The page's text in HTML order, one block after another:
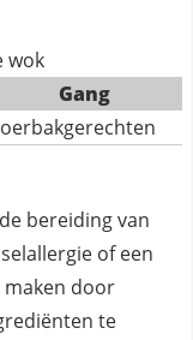
wok
Gang
bereiding van
of een
maken door
te